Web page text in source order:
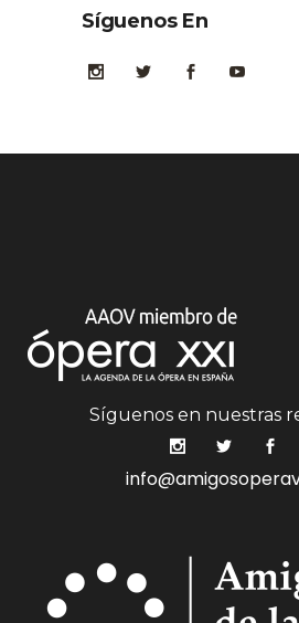
Síguenos En
Síguenos en nuestras